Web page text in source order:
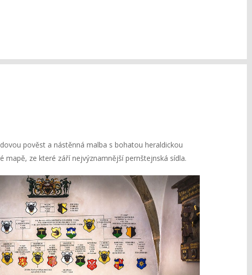
pověst a nástěnná malba s bohatou heraldickou
ze které září nejvýznamnější pernštejnská sídla.